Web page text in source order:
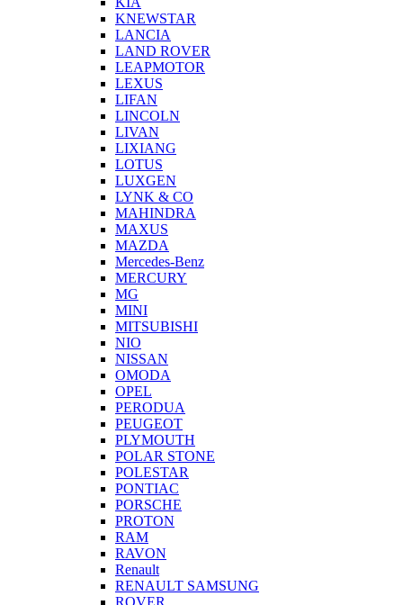
KNEWSTAR
LANCIA
LAND ROVER
LEAPMOTOR
LEXUS
LIFAN
LINCOLN
LIVAN
LIXIANG
LOTUS
LUXGEN
LYNK & CO
MAHINDRA
MAXUS
MAZDA
Mercedes-Benz
MERCURY
MG
MINI
MITSUBISHI
NIO
NISSAN
OMODA
OPEL
PERODUA
PEUGEOT
PLYMOUTH
POLAR STONE
POLESTAR
PONTIAC
PORSCHE
PROTON
RAM
RAVON
Renault
RENAULT SAMSUNG
ROVER